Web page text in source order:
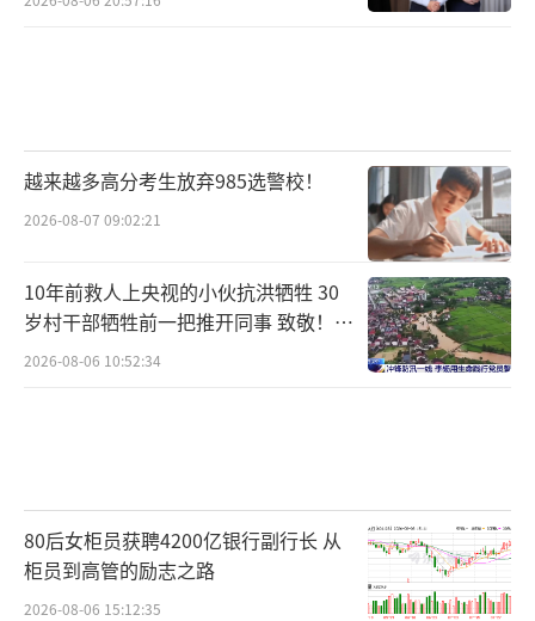
越来越多高分考生放弃985选警校！
2026-08-07 09:02:21
10年前救人上央视的小伙抗洪牺牲 30
岁村干部牺牲前一把推开同事 致敬！送
别！
2026-08-06 10:52:34
80后女柜员获聘4200亿银行副行长 从
柜员到高管的励志之路
2026-08-06 15:12:35